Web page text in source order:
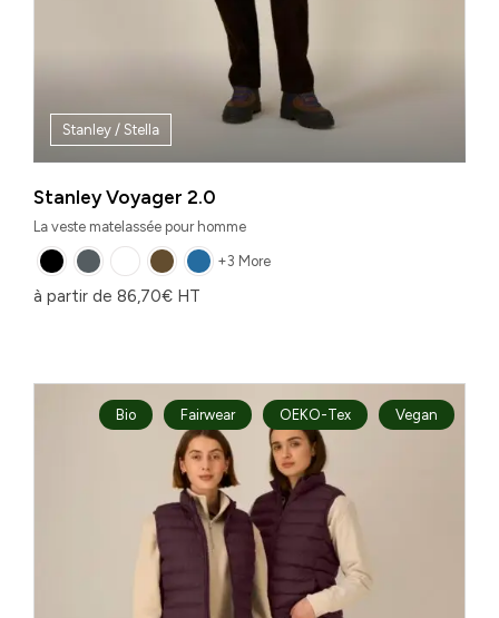
Stanley / Stella
Stanley Voyager 2.0
La veste matelassée pour homme
+3 More
à partir de 86,70€ HT
Bio Fairwear OEKO-Tex Vegan